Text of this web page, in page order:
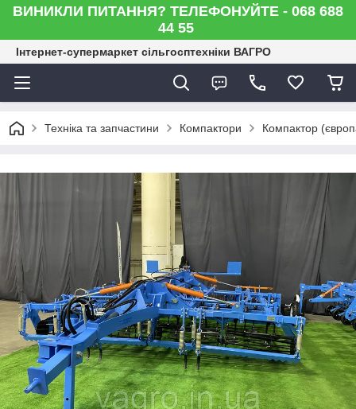
ВИНИКЛИ ПИТАННЯ? ТЕЛЕФОНУЙТЕ - 068 688
44 55
Інтернет-супермаркет сільгосптехніки ВАГРО
Техніка та запчастини Компактори Компактор